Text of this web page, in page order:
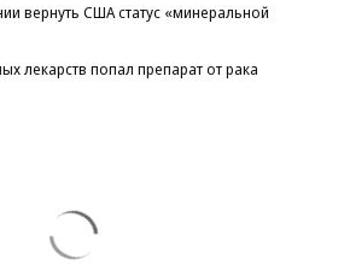
вернуть США статус «минеральной
лекарств попал препарат от рака